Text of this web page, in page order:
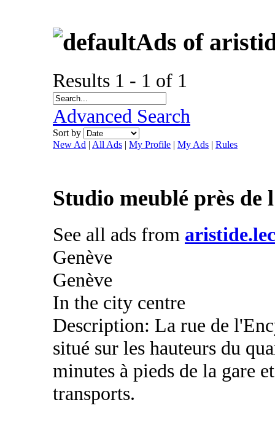
Ads of
Results 1 - 1 of 1
Advanced Search
Sort by
New Ad | All Ads | My Profile | My Ads | Rules
Studio meublé près de
See all ads from
Genève
Genève
In the city centre
Description: La rue de
situé sur les hauteurs du
minutes à pieds de la gare
transports.